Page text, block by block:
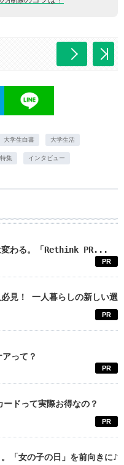
大学生白書 大学生活
集 インタビュー
変わる。「Rethink PR...
PR
見！ 一人暮らしの新しい選
PR
って？
PR
ドって実際お得なの？
PR
「女の子の日」を前向きに♪